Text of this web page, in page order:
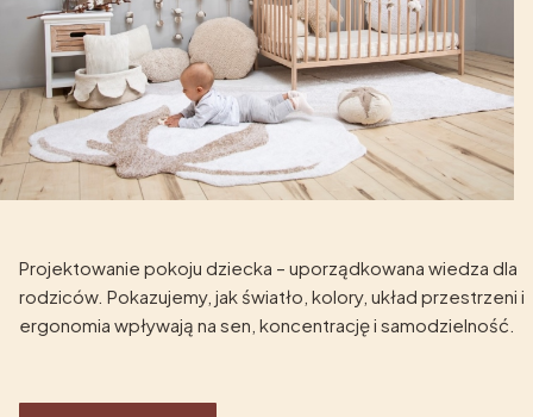
Projektowanie pokoju dziecka – uporządkowana wiedza dla
rodziców. Pokazujemy, jak światło, kolory, układ przestrzeni i
ergonomia wpływają na sen, koncentrację i samodzielność.